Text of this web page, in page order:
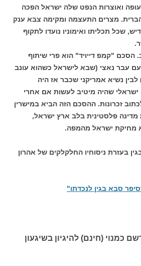
ואוצרות הנפט שלה ישראל הפכה
מצרים התעצמה ומקימה צבא ענק
שכל תכליתו ואימוניו נועדו לתקוף
הסכם "קמפ דייויד" הוא פרי שיתוף
עם עבר נאצי (שבא לישראל כשהוא עונב
נשיא אמריקני שכבר אז היה
שהיה מיטיב לעשות אם אחרי
זכרונות. ההסכם הזה הביא במישרין
פלסטינית בלב ארץ ישראל,
מחיקת ישראל מהמפה.
בעזרת ניסוחיו החלקלקים של אהרון
סבא בגין לנכדתו"
כמנוי (חינם) להיגיון בשיגעון